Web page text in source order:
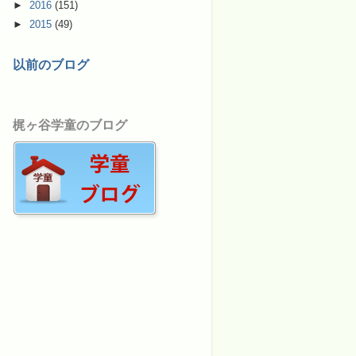
► 2016 (151)
► 2015 (49)
以前のブログ
梶ヶ谷学童のブログ